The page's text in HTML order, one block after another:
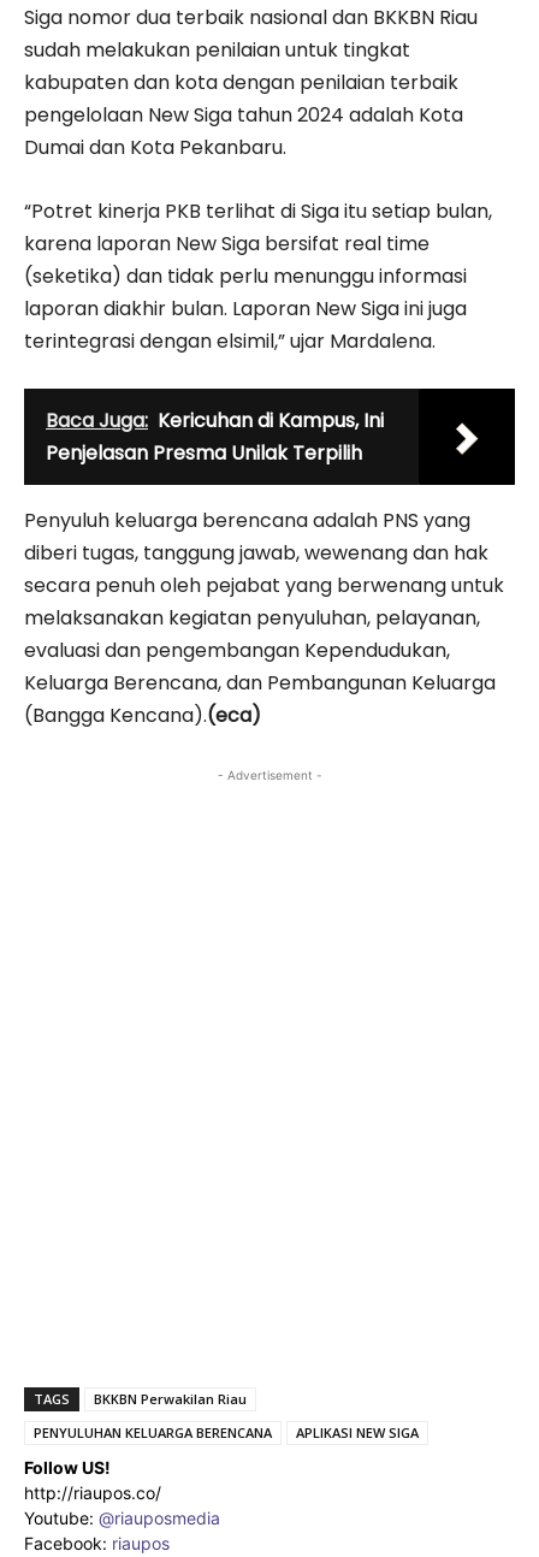
Siga nomor dua terbaik nasional dan BKKBN Riau
sudah melakukan penilaian untuk tingkat
kabupaten dan kota dengan penilaian terbaik
pengelolaan New Siga tahun 2024 adalah Kota
Dumai dan Kota Pekanbaru.
“Potret kinerja PKB terlihat di Siga itu setiap bulan,
karena laporan New Siga bersifat real time
(seketika) dan tidak perlu menunggu informasi
laporan diakhir bulan. Laporan New Siga ini juga
terintegrasi dengan elsimil,” ujar Mardalena.
Baca Juga: Kericuhan di Kampus, Ini
Penjelasan Presma Unilak Terpilih
Penyuluh keluarga berencana adalah PNS yang
diberi tugas, tanggung jawab, wewenang dan hak
secara penuh oleh pejabat yang berwenang untuk
melaksanakan kegiatan penyuluhan, pelayanan,
evaluasi dan pengembangan Kependudukan,
Keluarga Berencana, dan Pembangunan Keluarga
(Bangga Kencana).(eca)
- Advertisement -
TAGS
BKKBN Perwakilan Riau
PENYULUHAN KELUARGA BERENCANA
APLIKASI NEW SIGA
Follow US!
http://riaupos.co/
Youtube: @riauposmedia
Facebook: riaupos